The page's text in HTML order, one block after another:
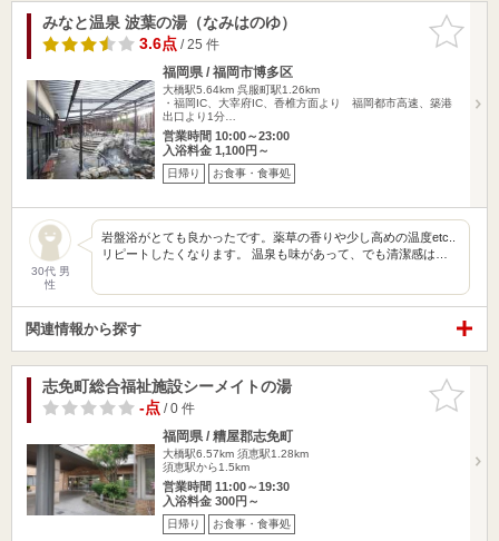
お気に入
りに追加
みなと温泉 波葉の湯（なみはのゆ）
3.6点/ 25 件
福岡県 / 福岡市博多区
大橋駅5.64km 呉服町駅1.26km
・福岡IC、大宰府IC、香椎方面より 福岡都市高速、築港
出口より1分…
営業時間 10:00～23:00
入浴料金 1,100円～
日帰り お食事・食事処
30代 男
性
岩盤浴がとても良かったです。薬草の香りや少し高めの温度etc..
リピートしたくなります。 温泉も味があって、でも清潔感は…
関連情報から探す
お気に入
りに追加
志免町総合福祉施設シーメイトの湯
-点/ 0 件
福岡県 / 糟屋郡志免町
大橋駅6.57km 須恵駅1.28km
須恵駅から1.5km
営業時間 11:00～19:30
入浴料金 300円～
日帰り お食事・食事処